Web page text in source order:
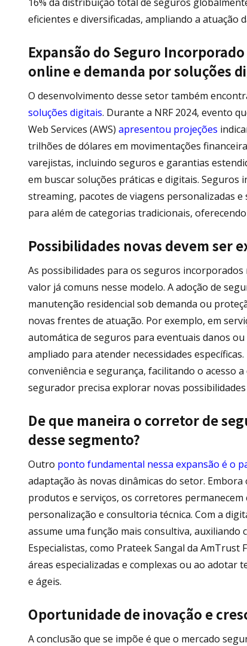
eficientes e diversificadas, ampliando a
Expansão do Seguro
online e demanda por soluções
O desenvolvimento desse setor também
soluções digitais. Durante a NRF 2024, evento
Web Services (AWS) apresentou projeções
trilhões de dólares em movimentações
varejistas, incluindo seguros e garantias
em buscar soluções práticas e digitais.
streaming, pacotes de viagens personalizadas
para além de categorias tradicionais,
Possibilidades novas devem ser
As possibilidades para os seguros
valor já comuns nesse modelo. A adoção de
manutenção residencial sob demanda ou
novas frentes de atuação. Por exemplo, em
automática de seguros para eventuais danos
ampliado para atender necessidades
conveniência e segurança, facilitando o acesso
segurador precisa explorar novas
De que maneira o corretor de
desse segmento?
Outro ponto fundamental nessa expansão é o
adaptação às novas dinâmicas do setor.
produtos e serviços, os corretores
personalização e consultoria técnica. Com a
assume uma função mais consultiva,
Especialistas, como Prateek Sangal da AmTrust
áreas especializadas e complexas ou ao
e ágeis.
Oportunidade de inovação e
A conclusão que se impõe é que o mercado